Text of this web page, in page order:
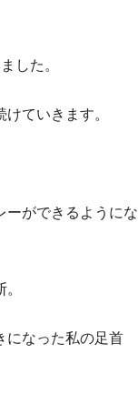
した。
ていきます。
ーができるようにな
になった私の足首